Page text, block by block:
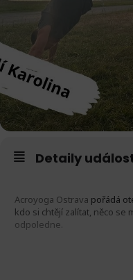
Detaily
Acroyoga Ostrava pořádá
kdo si chtějí zalítat, něco se
odpoledne.